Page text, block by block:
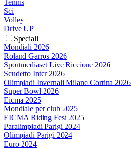
Tennis
Sci
Volley
Drive UP
Speciali
Mondiali 2026
Roland Garros 2026
Sportmediaset Live Riccione 2026
Scudetto Inter 2026
Olimpiadi Invernali Milano Cortina 2026
Super Bowl 2026
Eicma 2025
Mondiale per club 2025
EICMA Riding Fest 2025
Paralimpiadi Parigi 2024
Olimpiadi Parigi 2024
Euro 2024